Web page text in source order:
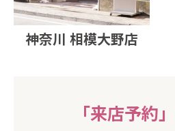
神奈川 相模大野店
「来店予約」